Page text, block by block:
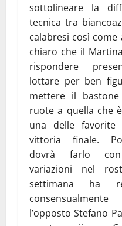
sottolineare la
tecnica tra
calabresi così come
chiaro che il
rispondere
lottare per ben
mettere il
ruote a quella che
una delle
vittoria finale.
dovrà farlo
variazioni nel
settimana ha
consensualmente
l’opposto Stefano